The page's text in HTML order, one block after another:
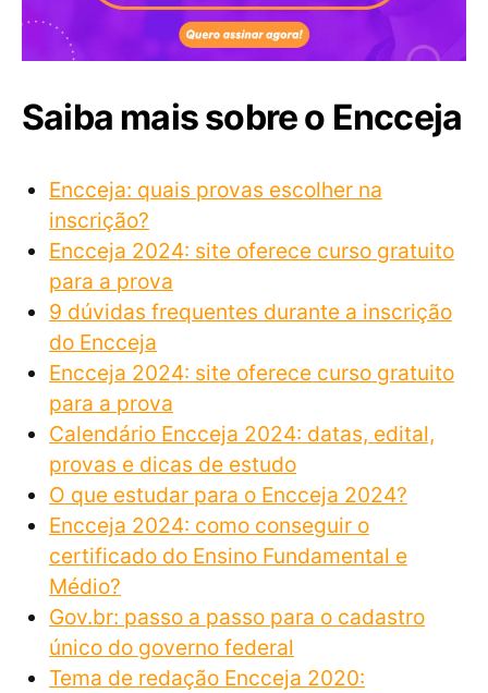
Saiba mais sobre o Encceja
Encceja: quais provas escolher na
inscrição?
Encceja 2024: site oferece curso gratuito
para a prova
9 dúvidas frequentes durante a inscrição
do Encceja
Encceja 2024: site oferece curso gratuito
para a prova
Calendário Encceja 2024: datas, edital,
provas e dicas de estudo
O que estudar para o Encceja 2024?
Encceja 2024: como conseguir o
certificado do Ensino Fundamental e
Médio?
Gov.br: passo a passo para o cadastro
único do governo federal
Tema de redação Encceja 2020: